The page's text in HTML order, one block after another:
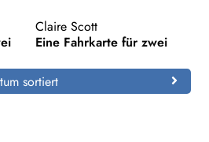
Claire Scott
Eine Fahrkarte für zwei
sortiert